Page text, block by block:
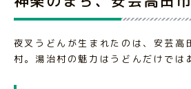
夜叉うどんが生まれたのは、安芸高
村。湯治村の魅力はうどんだけでは